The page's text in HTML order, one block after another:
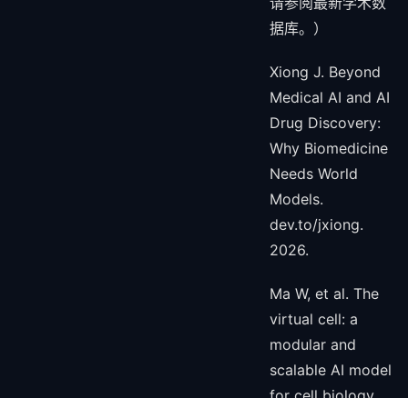
据库。）
Xiong J. Beyond
Medical AI and AI
Drug Discovery:
Why Biomedicine
Needs World
Models.
dev.to/jxiong.
2026.
Ma W, et al. The
virtual cell: a
modular and
scalable AI model